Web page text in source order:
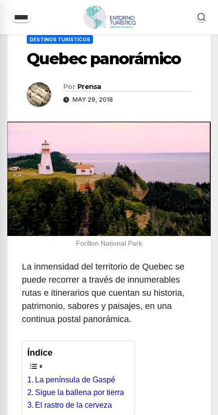
contenido
DESTINOS TURÍSTICOS
Quebec panorámico
Por Prensa
MAY 29, 2018
Forillon National Park
La inmensidad del territorio de Quebec se
puede recorrer a través de innumerables
rutas e itinerarios que cuentan su historia,
patrimonio, sabores y paisajes, en una
continua postal panorámica.
Índice
La península de Gaspé
Sigue la ballena por tierra
El rastro de la cerveza